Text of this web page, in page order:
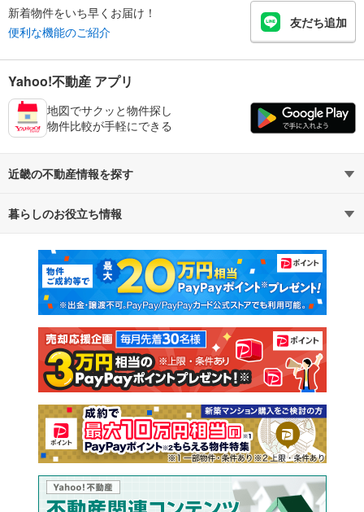
新着物件をいち早くお届け！
便利な機能のご紹介
友だち追加
Yahoo!不動産 アプリ
地図でサクッと物件探し
物件比較が手軽にできる
近畿の不動産情報を探す
不動産・住宅
新築マンション 中古マンション
新築一戸建て 中古一戸建て
注文住宅 土地
売却査定
暮らしのお役立ち情報
マンションカタログ 教えて！住まいの先生